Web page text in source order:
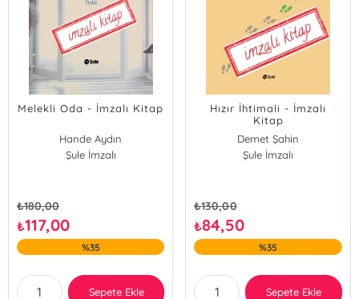
Melekli Oda - İmzalı Kitap
Hande Aydın
Şule İmzalı
₺180,00
₺117,00
%35
Sepete Ekle
Hızır İhtimali - İmzalı
Kitap
Demet Şahin
Şule İmzalı
₺130,00
₺84,50
%35
Sepete Ekle